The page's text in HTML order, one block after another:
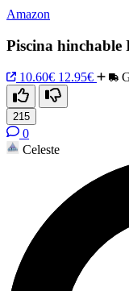
Amazon
Piscina hinchable
10.60€ 12.95€
215
0
Celeste